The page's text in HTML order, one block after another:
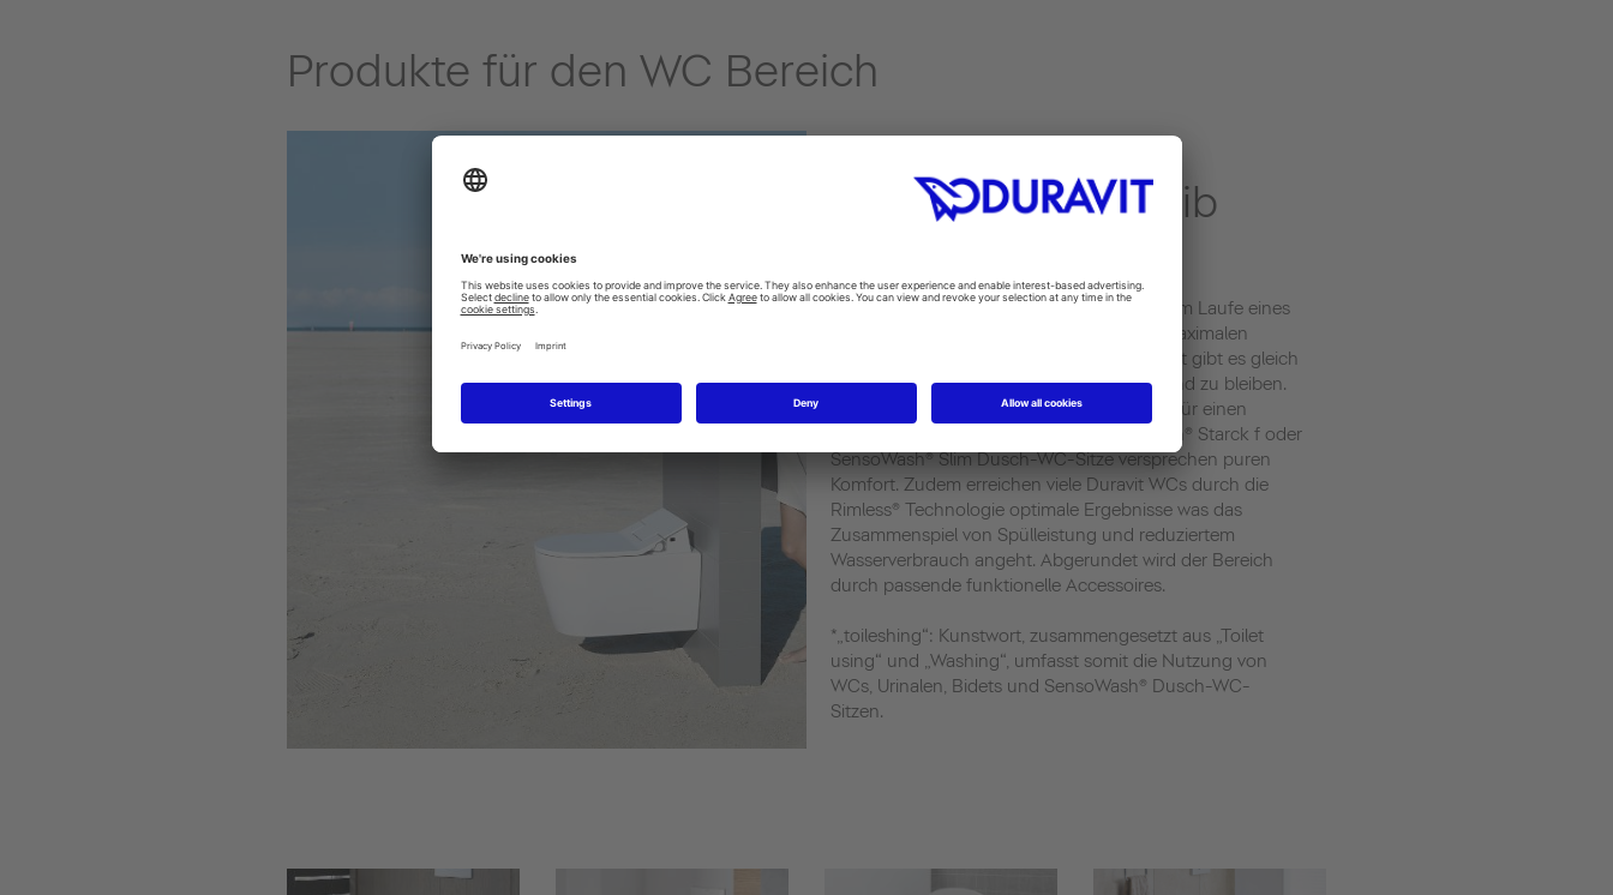
Produkte für den WC Bereich
TOILESHING*Bleib
Der Gang zur Toilette einer der häufigsten im Laufe eines
Tages. Umso wichtiger, vor allem hier auf maximalen
Komfort und Hygiene zu setzen. Von Duravit gibt es gleich
mehrere Optionen, sauber und somit gesund zu bleiben.
Keramikglasuren wie HygieneGlaze sorgen für einen
höchsten Hygienestandard. Die SensoWash® Starck f oder
SensoWash® Slim Dusch-WC-Sitze versprechen puren
Komfort. Zudem erreichen viele Duravit WCs durch die
Rimless® Technologie optimale Ergebnisse was das
Zusammenspiel von Spülleistung und reduziertem
Wasserverbrauch angeht. Abgerundet wird der Bereich
durch passende funktionelle Accessoires.
*„toileshing“: Kunstwort, zusammengesetzt aus „Toilet
using“ und „Washing“, umfasst somit die Nutzung von
WCs, Urinalen, Bidets und SensoWash® Dusch-WC-
Sitzen.